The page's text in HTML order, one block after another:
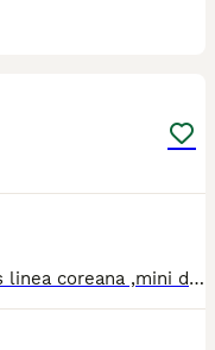
Increíble cachorro de Bichón Maltes linea coreana ,mini de verdad !! tenemos machos y hembras ,distintos colores Nuestros cachorros nacen y crecen en un ambiente familiar ,sin jaulas ,con un respeto y exclusiva cria,somos respetuosos con el tiempo de destete ,cada cachorro necesita su tiempo.. Destetamos con un pienso de alta calidad , Cachorros revisados ,desde el nacimiento ,hasta la entrega por un veterinario competente ,buscando siempre el bienestar de nuestros animales.. Sociabilizados y equilibrados tanto padres como cachorros Se entregan con todo el protocolo veterinario legal,y garantías por escrito completas.. Tenemos servicio de entrega personalizado a cualquier punto de España,directo.. El precio puede cambiar tanto en sexo como en características del cachorro. Dejanos tú teléfono y te mandamos toda la información fotos y vídeos ..